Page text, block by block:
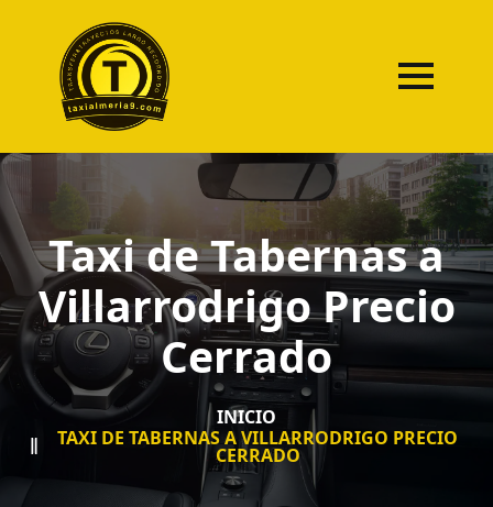
Taxi de Tabernas a
Villarrodrigo Precio
Cerrado
INICIO
TAXI DE TABERNAS A VILLARRODRIGO PRECIO
CERRADO